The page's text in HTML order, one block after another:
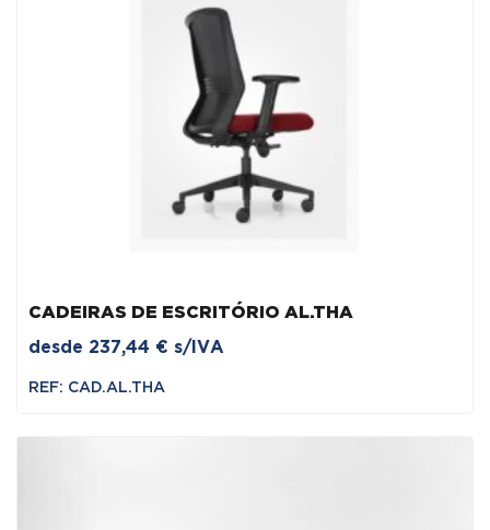
CADEIRAS DE ESCRITÓRIO AL.THA
desde 237,44 € s/IVA
REF: CAD.AL.THA